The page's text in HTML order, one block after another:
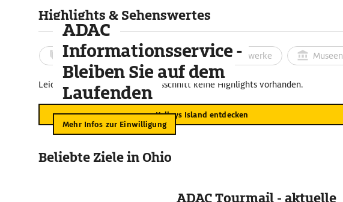
Highlights & Sehenswertes
Aktivitäten Landschaft Bauwerke Museen
Leider sind für diesen Kartenausschnitt keine Highlights vorhanden.
Kelleys Island entdecken
ADAC
Informationsservice -
Bleiben Sie auf dem
Laufenden
Mehr Infos zur Einwilligung
Beliebte Ziele in Ohio
ADAC Tourmail - aktuelle